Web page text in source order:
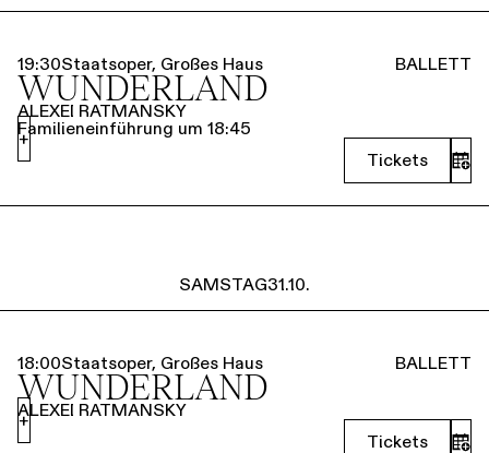
19:30Staatsoper, Großes Haus BALLETT
WUNDERLAND
ALEXEI RATMANSKY
Familieneinführung um 18:45
Tickets
+
SAMSTAG31.10.
18:00Staatsoper, Großes Haus BALLETT
WUNDERLAND
ALEXEI RATMANSKY
Tickets
+